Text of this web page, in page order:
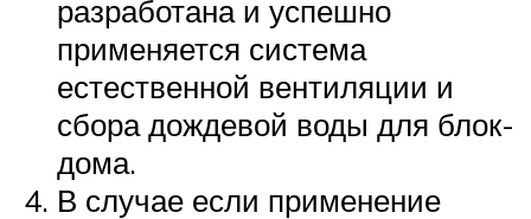
разработана и успешно
применяется система
естественной вентиляции и
сбора дождевой воды для блок-
дома.
В случае если применение